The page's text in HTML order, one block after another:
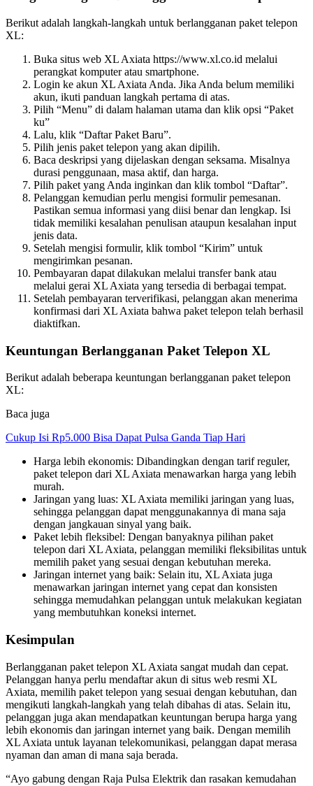
Berikut adalah langkah-langkah untuk berlangganan paket telepon
XL:
Buka situs web XL Axiata https://www.xl.co.id melalui
perangkat komputer atau smartphone.
Login ke akun XL Axiata Anda. Jika Anda belum memiliki
akun, ikuti panduan langkah pertama di atas.
Pilih “Menu” di dalam halaman utama dan klik opsi “Paket
ku”
Lalu, klik “Daftar Paket Baru”.
Pilih jenis paket telepon yang akan dipilih.
Baca deskripsi yang dijelaskan dengan seksama. Misalnya
durasi penggunaan, masa aktif, dan harga.
Pilih paket yang Anda inginkan dan klik tombol “Daftar”.
Pelanggan kemudian perlu mengisi formulir pemesanan.
Pastikan semua informasi yang diisi benar dan lengkap. Isi
tidak memiliki kesalahan penulisan ataupun kesalahan input
jenis data.
Setelah mengisi formulir, klik tombol “Kirim” untuk
mengirimkan pesanan.
Pembayaran dapat dilakukan melalui transfer bank atau
melalui gerai XL Axiata yang tersedia di berbagai tempat.
Setelah pembayaran terverifikasi, pelanggan akan menerima
konfirmasi dari XL Axiata bahwa paket telepon telah berhasil
diaktifkan.
Keuntungan Berlangganan Paket Telepon XL
Berikut adalah beberapa keuntungan berlangganan paket telepon
XL:
Baca juga
Cukup Isi Rp5.000 Bisa Dapat Pulsa Ganda Tiap Hari
Harga lebih ekonomis: Dibandingkan dengan tarif reguler,
paket telepon dari XL Axiata menawarkan harga yang lebih
murah.
Jaringan yang luas: XL Axiata memiliki jaringan yang luas,
sehingga pelanggan dapat menggunakannya di mana saja
dengan jangkauan sinyal yang baik.
Paket lebih fleksibel: Dengan banyaknya pilihan paket
telepon dari XL Axiata, pelanggan memiliki fleksibilitas untuk
memilih paket yang sesuai dengan kebutuhan mereka.
Jaringan internet yang baik: Selain itu, XL Axiata juga
menawarkan jaringan internet yang cepat dan konsisten
sehingga memudahkan pelanggan untuk melakukan kegiatan
yang membutuhkan koneksi internet.
Kesimpulan
Berlangganan paket telepon XL Axiata sangat mudah dan cepat.
Pelanggan hanya perlu mendaftar akun di situs web resmi XL
Axiata, memilih paket telepon yang sesuai dengan kebutuhan, dan
mengikuti langkah-langkah yang telah dibahas di atas. Selain itu,
pelanggan juga akan mendapatkan keuntungan berupa harga yang
lebih ekonomis dan jaringan internet yang baik. Dengan memilih
XL Axiata untuk layanan telekomunikasi, pelanggan dapat merasa
nyaman dan aman di mana saja berada.
“Ayo gabung dengan Raja Pulsa Elektrik dan rasakan kemudahan